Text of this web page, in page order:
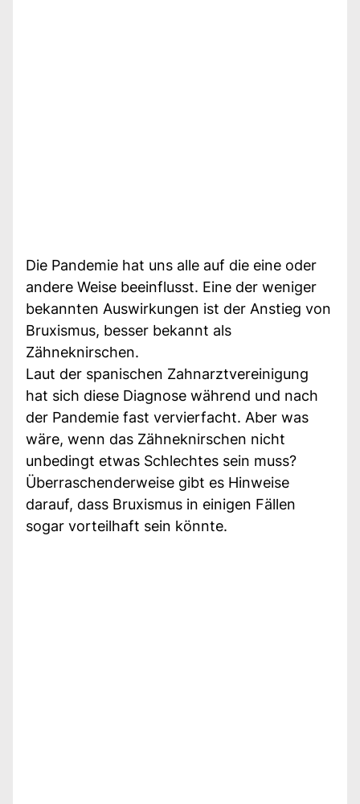
Die Pandemie hat uns alle auf die eine oder
andere Weise beeinflusst. Eine der weniger
bekannten Auswirkungen ist der Anstieg von
Bruxismus, besser bekannt als
Zähneknirschen.
Laut der spanischen Zahnarztvereinigung
hat sich diese Diagnose während und nach
der Pandemie fast vervierfacht. Aber was
wäre, wenn das Zähneknirschen nicht
unbedingt etwas Schlechtes sein muss?
Überraschenderweise gibt es Hinweise
darauf, dass Bruxismus in einigen Fällen
sogar vorteilhaft sein könnte.